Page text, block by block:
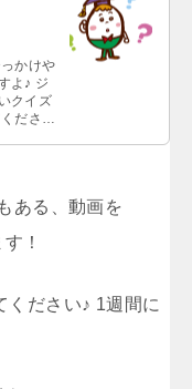
かけや
よ♪ ジ
クイズ
ある、動画を
！
ください♪ 1週間に